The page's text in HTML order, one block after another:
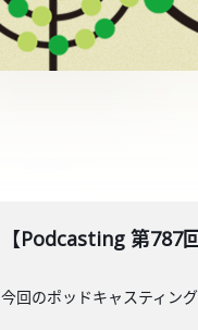
【Podcasting 第787
今回のポッドキャスティン